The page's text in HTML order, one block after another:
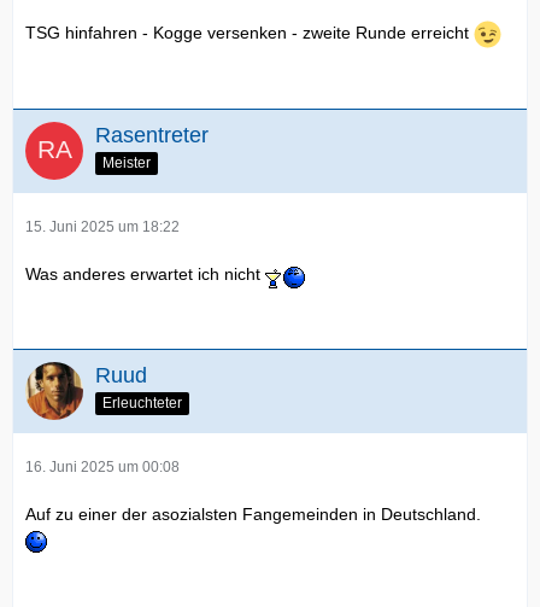
TSG hinfahren - Kogge versenken - zweite Runde erreicht
Rasentreter
Meister
15. Juni 2025 um 18:22
Was anderes erwartet ich nicht
Ruud
Erleuchteter
16. Juni 2025 um 00:08
Auf zu einer der asozialsten Fangemeinden in Deutschland.